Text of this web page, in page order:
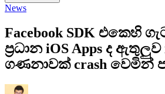
News
Facebook SDK එකෙහි
ප්‍රධාන iOS Apps ද ඇතුලුව
ගණනාවක් crash වෙමින්